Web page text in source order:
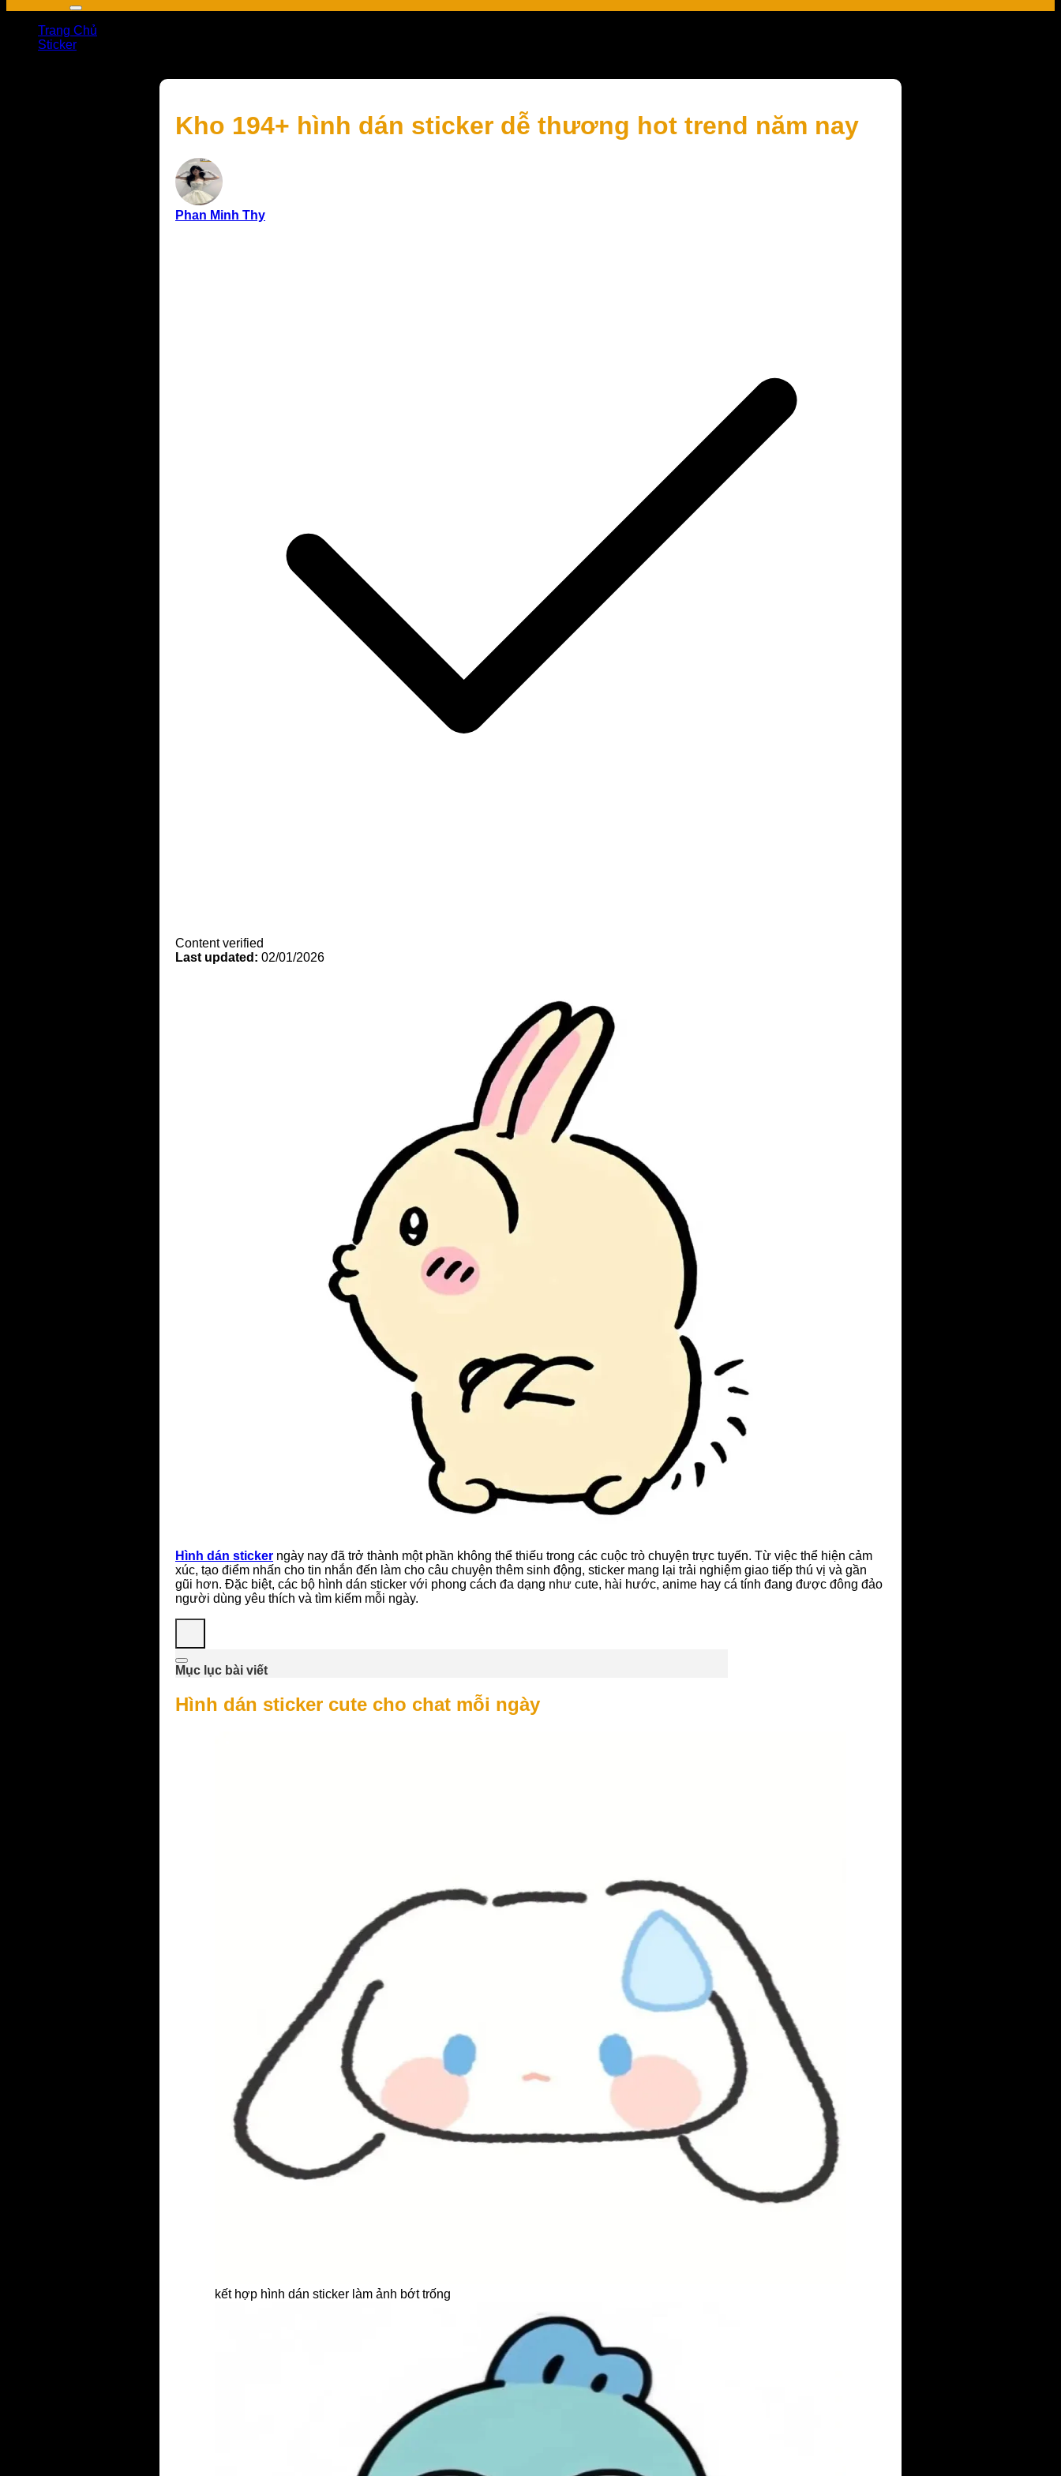
Trang Chủ
Sticker
Kho 194+ hình dán sticker dễ thương hot trend năm nay
Phan Minh Thy
Content verified
Last updated: 02/01/2026
Hình dán sticker ngày nay đã trở thành một phần không thể thiếu trong các cuộc trò chuyện trực tuyến. Từ việc thể hiện cảm
xúc, tạo điểm nhấn cho tin nhắn đến làm cho câu chuyện thêm sinh động, sticker mang lại trải nghiệm giao tiếp thú vị và gần
gũi hơn. Đặc biệt, các bộ hình dán sticker với phong cách đa dạng như cute, hài hước, anime hay cá tính đang được đông đảo
người dùng yêu thích và tìm kiếm mỗi ngày.
Mục lục bài viết
Hình dán sticker cute cho chat mỗi ngày
kết hợp hình dán sticker làm ảnh bớt trống